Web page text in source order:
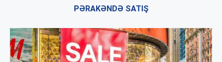
PƏRAKƏNDƏ SATIŞ